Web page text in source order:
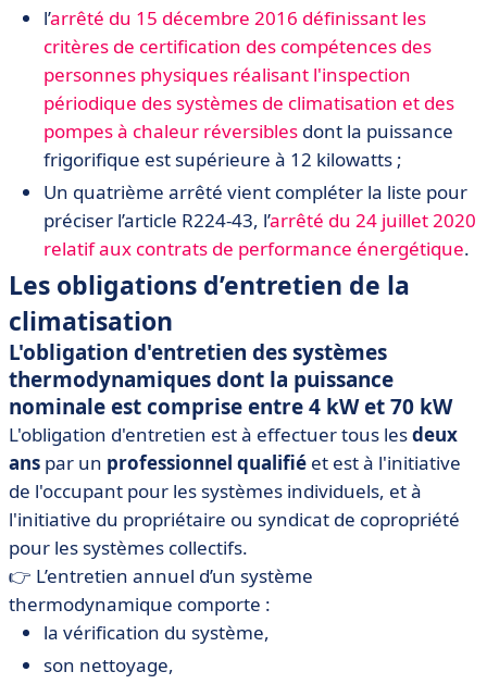
l’arrêté du 15 décembre 2016 définissant les
critères de certification des compétences des
personnes physiques réalisant l'inspection
périodique des systèmes de climatisation et des
pompes à chaleur réversibles dont la puissance
frigorifique est supérieure à 12 kilowatts ;
Un quatrième arrêté vient compléter la liste pour
préciser l’article R224-43, l’arrêté du 24 juillet 2020
relatif aux contrats de performance énergétique.
Les obligations d’entretien de la
climatisation
L'obligation d'entretien des systèmes
thermodynamiques dont la puissance
nominale est comprise entre 4 kW et 70 kW
L'obligation d'entretien est à effectuer tous lesdeux
ans par un professionnel qualifié et est à l'initiative
de l'occupant pour les systèmes individuels, et à
l'initiative du propriétaire ou syndicat de copropriété
pour les systèmes collectifs.
👉 L’entretien annuel d’un système
thermodynamique comporte :
la vérification du système,
son nettoyage,